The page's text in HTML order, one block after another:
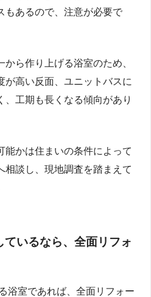
もあるので、注意が必要で
ら作り上げる浴室のため、
が高い反面、ユニットバスに
、工期も長くなる傾向があり
能かは住まいの条件によって
相談し、現地調査を踏まえて
いるなら、全面リフォ
浴室であれば、全面リフォー